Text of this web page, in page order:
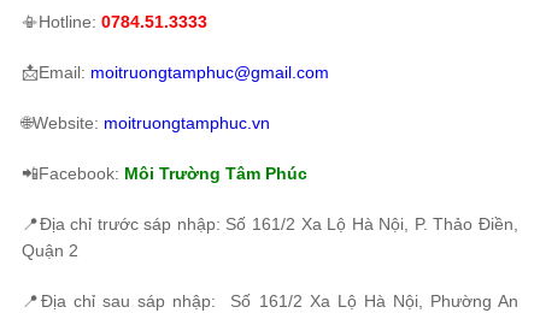
📳Hotline: 0784.51.3333
📩Email: moitruongtamphuc@gmail.com
🌐Website: moitruongtamphuc.vn
📲Facebook: Môi Trường Tâm Phúc
📍Địa chỉ trước sáp nhập: Số 161/2 Xa Lộ Hà Nội, P. Thảo Điền,
Quận 2
📍Địa chỉ sau sáp nhập: Số 161/2 Xa Lộ Hà Nội, Phường An